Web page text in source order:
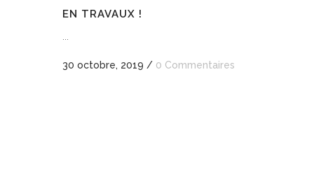
EN TRAVAUX !
30 octobre, 2019 / 0 Commentaires